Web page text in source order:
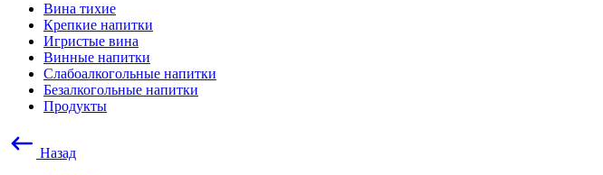
Вина тихие
Крепкие напитки
Игристые вина
Винные напитки
Слабоалкогольные напитки
Безалкогольные напитки
Продукты
Назад